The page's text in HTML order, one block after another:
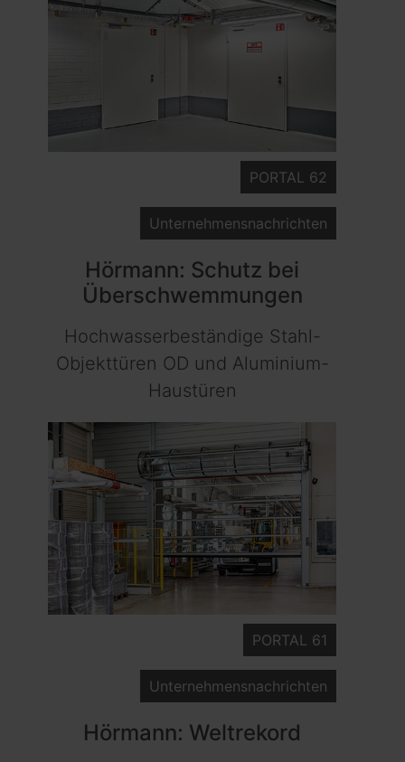
PORTAL 62
Unternehmensnachrichten
Hörmann: Schutz bei
Überschwemmungen
Hochwasserbeständige Stahl-
Objekttüren OD und Aluminium-
Haustüren
PORTAL 61
Unternehmensnachrichten
Hörmann: Weltrekord